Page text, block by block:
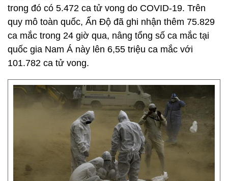
trong đó có 5.472 ca tử vong do COVID-19. Trên
quy mô toàn quốc, Ấn Độ đã ghi nhận thêm 75.829
ca mắc trong 24 giờ qua, nâng tổng số ca mắc tại
quốc gia Nam Á này lên 6,55 triệu ca mắc với
101.782 ca tử vong.